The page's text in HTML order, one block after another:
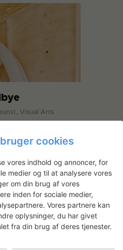
Visual Arts
på en tre meter høj
vises på
”Græsset er Altid
starter på Centre
og fortsætter
Roskilde. Værket er
rums performative…
cookies
vores indhold og annoncer, for
medier og til at analysere vores
om din brug af vores
inden for sociale medier,
Vores partnere kan
oplysninger, du har givet
fra din brug af deres tjenester.